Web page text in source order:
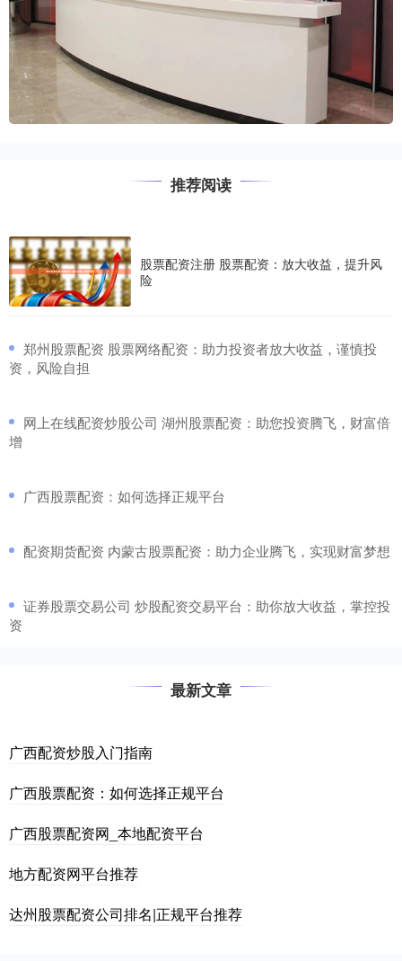
推荐阅读
股票配资注册 股票配资：放大收益，提升风
险
​郑州股票配资 股票网络配资：助力投资者放大收益，谨慎投
资，风险自担
​网上在线配资炒股公司 湖州股票配资：助您投资腾飞，财富倍
增
​广西股票配资：如何选择正规平台
​配资期货配资 内蒙古股票配资：助力企业腾飞，实现财富梦想
​证券股票交易公司 炒股配资交易平台：助你放大收益，掌控投
资
最新文章
广西配资炒股入门指南
广西股票配资：如何选择正规平台
广西股票配资网_本地配资平台
地方配资网平台推荐
达州股票配资公司排名|正规平台推荐